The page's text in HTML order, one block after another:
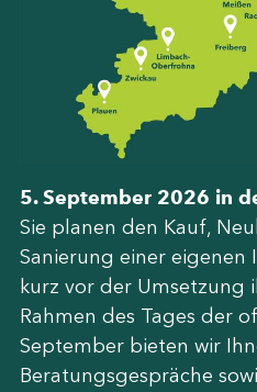
5. September 2026 in
Sie planen den Kauf,
Sanierung einer
kurz vor der Umsetzung
Rahmen des Tages der
September bieten wir
Beratungsgespräche